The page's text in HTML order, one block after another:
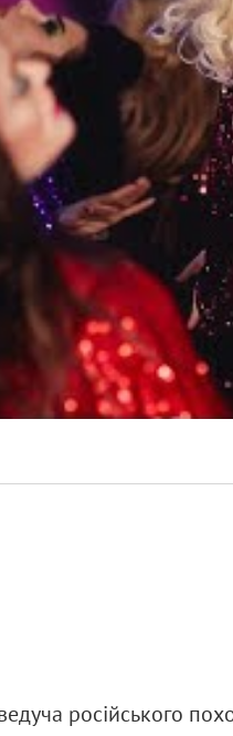
російського